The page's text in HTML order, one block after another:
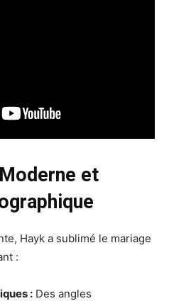
et
Hayk a sublimé le mariage
:
: Des angles